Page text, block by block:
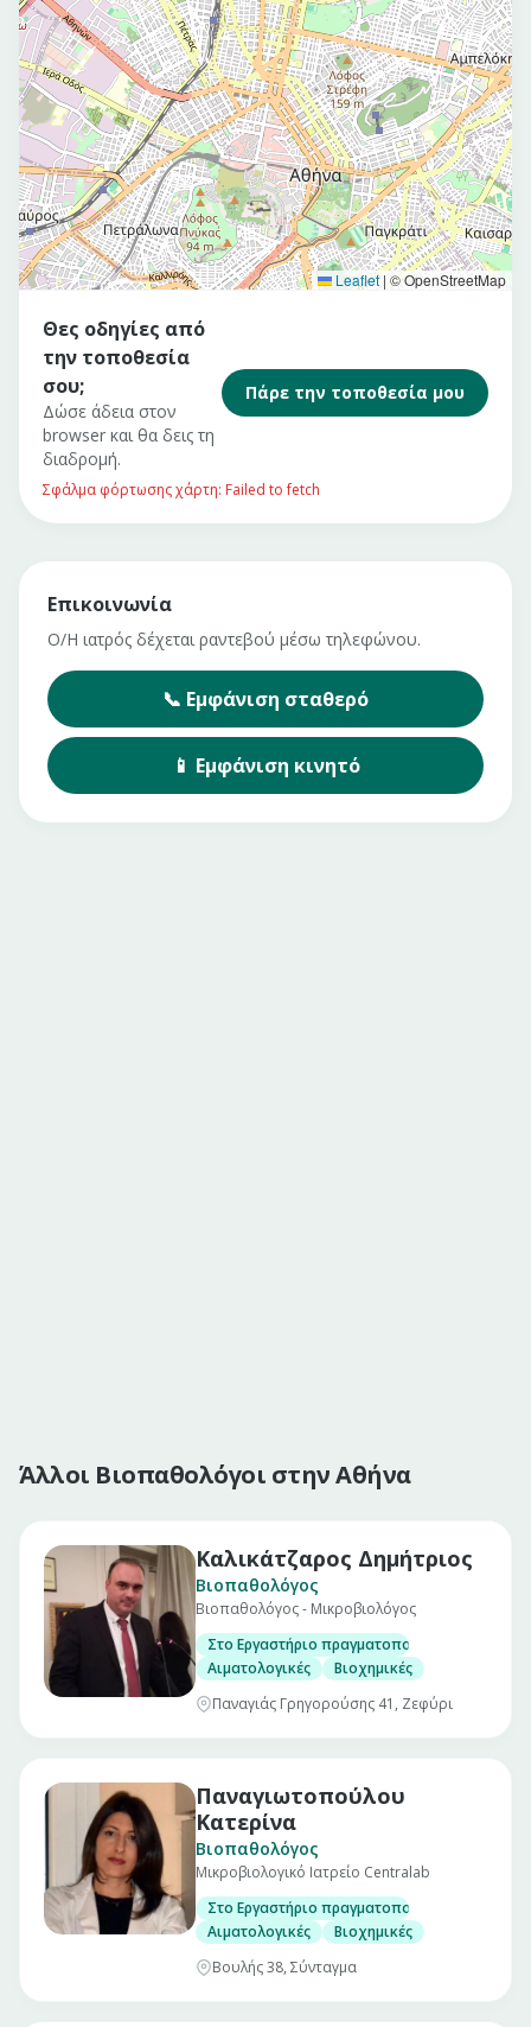
Leaflet |© OpenStreetMap
Θες οδηγίες από
την τοποθεσία
σου;
Δώσε άδεια στον
browser και θα δεις τη
διαδρομή.
Πάρε την τοποθεσία μου
Σφάλμα φόρτωσης χάρτη: Failed to fetch
Επικοινωνία
Ο/Η ιατρός δέχεται ραντεβού μέσω τηλεφώνου.
📞 Εμφάνιση σταθερό
📱 Εμφάνιση κινητό
Άλλοι Βιοπαθολόγοι στην Αθήνα
Καλικάτζαρος Δημήτριος
Βιοπαθολόγος
Βιοπαθολόγος - Μικροβιολόγος
Στο Εργαστήριο πραγματοποιούνται οι εξής
Αιματολογικές
Βιοχημικές
Παναγιάς Γρηγορούσης 41, Ζεφύρι
Παναγιωτοπούλου
Κατερίνα
Βιοπαθολόγος
Μικροβιολογικό Ιατρείο Centralab
Στο Εργαστήριο πραγματοποιούνται οι εξής
Αιματολογικές
Βιοχημικές
Βουλής 38, Σύνταγμα